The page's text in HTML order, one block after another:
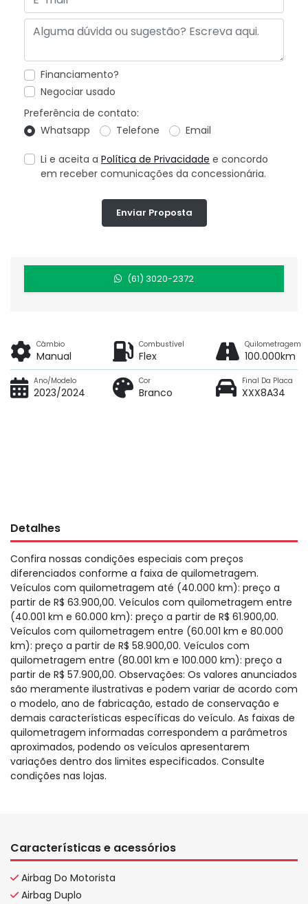
(61) 3020-2372
Financiamento?
Negociar usado
Preferência de contato:
Whatsapp
Telefone Email
Li e aceita a Política de Privacidade e concordo
em receber comunicações da concessionária.
Enviar Proposta
Câmbio
Manual
Combustível
Flex
Quilometragem
100.000km
Ano/Modelo
2023/2024
Cor
Branco
Final Da Placa
XXX8A34
Detalhes
Confira nossas condições especiais com preços
diferenciados conforme a faixa de quilometragem.
Veículos com quilometragem até (40.000 km): preço a
partir de R$ 63.900,00. Veículos com quilometragem entre
(40.001 km e 60.000 km): preço a partir de R$ 61.900,00.
Veículos com quilometragem entre (60.001 km e 80.000
km): preço a partir de R$ 58.900,00. Veículos com
quilometragem entre (80.001 km e 100.000 km): preço a
partir de R$ 57.900,00. Observações: Os valores anunciados
são meramente ilustrativas e podem variar de acordo com
o modelo, ano de fabricação, estado de conservação e
demais características específicas do veículo. As faixas de
quilometragem informadas correspondem a parâmetros
aproximados, podendo os veículos apresentarem
variações dentro dos limites especificados. Consulte
condições nas lojas.
Características e acessórios
Airbag Do Motorista
Airbag Duplo